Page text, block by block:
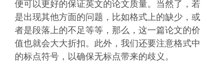
便可以更好的保证英文的论文质量。当然了，若
是出现其他方面的问题，比如格式上的缺少，或
者是段落上的不足等等，那么，这一篇论文的价
值也就会大大折扣。此外，我们还要注意格式中
的标点符号，以确保无标点带来的歧义。